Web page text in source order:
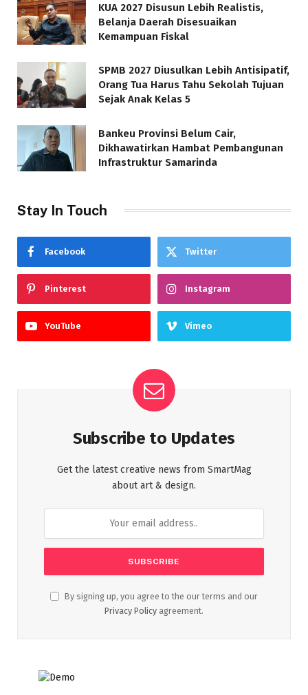
KUA 2027 Disusun Lebih Realistis,
Belanja Daerah Disesuaikan
Kemampuan Fiskal
SPMB 2027 Diusulkan Lebih Antisipatif,
Orang Tua Harus Tahu Sekolah Tujuan
Sejak Anak Kelas 5
Bankeu Provinsi Belum Cair,
Dikhawatirkan Hambat Pembangunan
Infrastruktur Samarinda
Stay In Touch
Facebook Twitter
Pinterest Instagram
YouTube Vimeo
Subscribe to Updates
Get the latest creative news from SmartMag
about art & design.
By signing up, you agree to the our terms and our
Privacy Policy agreement.